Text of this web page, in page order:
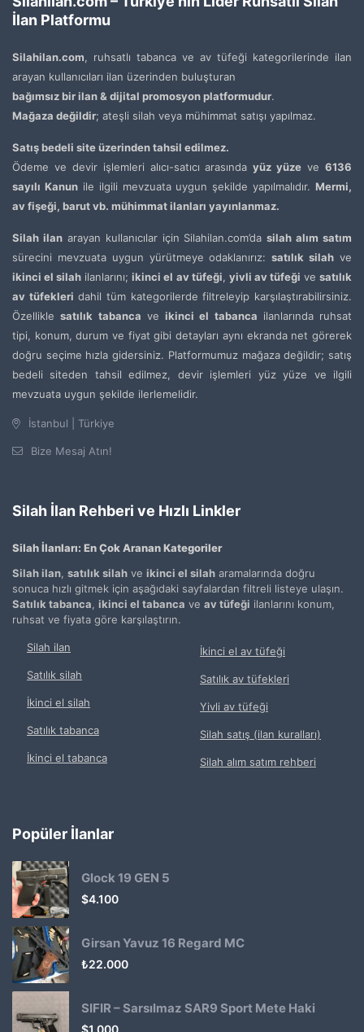
İlan Platformu
Silahilan.com, ruhsatlı tabanca ve av tüfeği kategorilerinde ilan
arayan kullanıcıları ilan üzerinden buluşturan
bağımsız bir ilan & dijital promosyon platformudur.
Mağaza değildir; ateşli silah veya mühimmat satışı yapılmaz.
Satış bedeli site üzerinden tahsil edilmez.
Ödeme ve devir işlemleri alıcı-satıcı arasındayüz yüze ve6136
sayılı Kanunile ilgili mevzuata uygun şekilde yapılmalıdır. Mermi,
av fişeği, barut vb. mühimmat ilanları yayınlanmaz.
Silah ilanarayan kullanıcılar için Silahilan.com’dasilah alım satım
sürecini mevzuata uygun yürütmeye odaklanırız:satılık silah ve
ikinci el silah ilanlarını;ikinci el av tüfeği, yivli av tüfeği vesatılık
av tüfekleri dahil tüm kategorilerde filtreleyip karşılaştırabilirsiniz.
Özelliklesatılık tabanca ve ikinci el tabanca ilanlarında ruhsat
tipi, konum, durum ve fiyat gibi detayları aynı ekranda net görerek
doğru seçime hızla gidersiniz. Platformumuz mağaza değildir; satış
bedeli siteden tahsil edilmez, devir işlemleri yüz yüze ve ilgili
mevzuata uygun şekilde ilerlemelidir.
İstanbul | Türkiye
Bize Mesaj Atın!
Silah İlan Rehberi ve Hızlı Linkler
Silah İlanları: En Çok Aranan Kategoriler
Silah ilan satılık silah ve ikinci el silah aramalarında doğru
sonuca hızlı gitmek için aşağıdaki sayfalardan filtreli listeye ulaşın.
Satılık tabanca ikinci el tabanca ve av tüfeği ilanlarını konum,
ruhsat ve fiyata göre karşılaştırın.
Silah ilan
Satılık silah
İkinci el silah
Satılık tabanca
İkinci el tabanca
İkinci el av tüfeği
Satılık av tüfekleri
Yivli av tüfeği
Silah satış (ilan kuralları)
Silah alım satım rehberi
Popüler İlanlar
Glock 19 GEN 5
$4.100
Girsan Yavuz 16 Regard MC
₺22.000
SIFIR – Sarsılmaz SAR9 Sport Mete Haki
$1.000